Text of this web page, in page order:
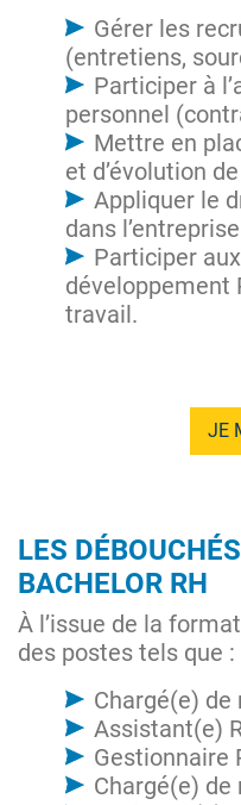
Gérer les
(entretiens,
Participer à
personnel
Mettre en
et d’évolution
Appliquer le
dans
Participer
développement
travail.
JE
LES
BACHELOR RH
À l’issue de la
des postes tels que :
Chargé(e) de
Assistant(e)
Gestionnaire
Chargé(e)